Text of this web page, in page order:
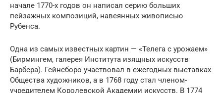
начале 1770-х годов он написал серию больших
пейзажных композиций, навеянных живописью
Рубенса.
Одна из самых известных картин — «Телега с урожаем»
(Бирмингем, галерея Института изящных искусств
Барбера). Гейнсборо участвовал в ежегодных выставках
Общества художников, а в 1768 году стал членом-
учредителем Королевской Академии искусств. В 1774